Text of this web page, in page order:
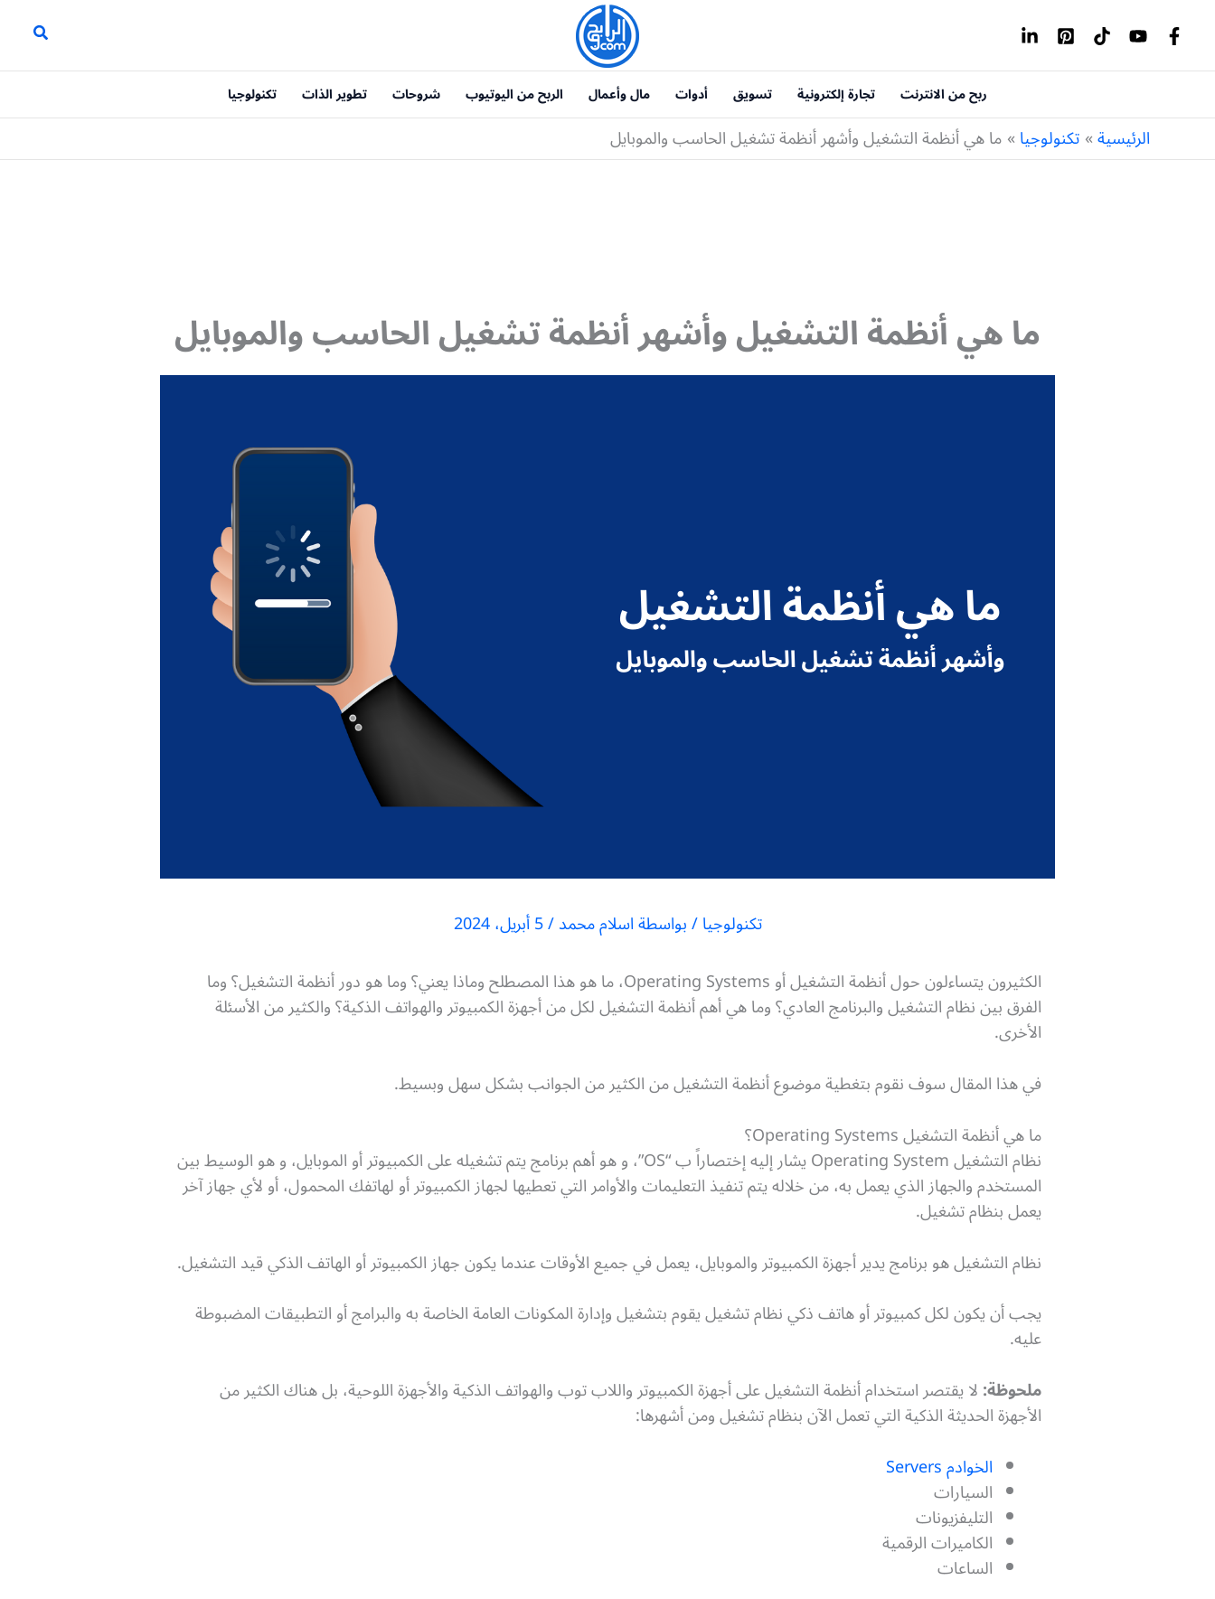
المحتوى
ربح من الانترنت تجارة إلكترونية تسويق أدوات مال وأعمال الربح من اليوتيوب شروحات تطوير الذات تكنولوجيا
الرئيسية تكنولوجيا ما هي أنظمة التشغيل وأشهر أنظمة تشغيل الحاسب والموبايل
ما هي أنظمة التشغيل وأشهر أنظمة تشغيل الحاسب والموبايل
تكنولوجيا/ بواسطةاسلام محمد/5 أبريل، 2024
الكثيرون يتساءلون حول أنظمة التشغيل أو Operating Systems، ما هو هذا المصطلح وماذا يعني؟ وما هو دور أنظمة التشغيل؟ وما
الفرق بين نظام التشغيل والبرنامج العادي؟ وما هي أهم أنظمة التشغيل لكل من أجهزة الكمبيوتر والهواتف الذكية؟ والكثير من الأسئلة
الأخرى.
في هذا المقال سوف نقوم بتغطية موضوع أنظمة التشغيل من الكثير من الجوانب بشكل سهل وبسيط.
ما هي أنظمة التشغيل Operating Systems؟
نظام التشغيل Operating System يشار إليه إختصاراً ب “OS”، و هو أهم برنامج يتم تشغيله على الكمبيوتر أو الموبايل، و هو الوسيط بين
المستخدم والجهاز الذي يعمل به، من خلاله يتم تنفيذ التعليمات والأوامر التي تعطيها لجهاز الكمبيوتر أو لهاتفك المحمول، أو لأي جهاز آخر
يعمل بنظام تشغيل.
نظام التشغيل هو برنامج يدير أجهزة الكمبيوتر والموبايل، يعمل في جميع الأوقات عندما يكون جهاز الكمبيوتر أو الهاتف الذكي قيد التشغيل.
يجب أن يكون لكل كمبيوتر أو هاتف ذكي نظام تشغيل يقوم بتشغيل وإدارة المكونات العامة الخاصة به والبرامج أو التطبيقات المضبوطة
عليه.
ملحوظة:لا يقتصر استخدام أنظمة التشغيل على أجهزة الكمبيوتر واللاب توب والهواتف الذكية والأجهزة اللوحية، بل هناك الكثير من
الأجهزة الحديثة الذكية التي تعمل الآن بنظام تشغيل ومن أشهرها:
الخوادم Servers
السيارات
التليفزيونات
الكاميرات الرقمية
الساعات